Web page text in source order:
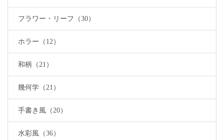
フラワー・リーフ（30）
ホラー（12）
和柄（21）
幾何学（21）
手書き風（20）
水彩風（36）